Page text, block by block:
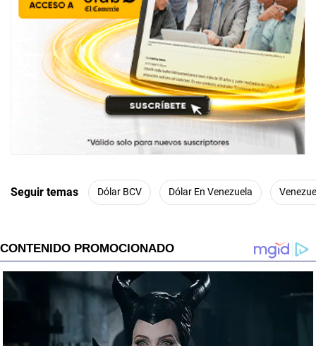
Seguir temas Dólar BCV Dólar En Venezuela